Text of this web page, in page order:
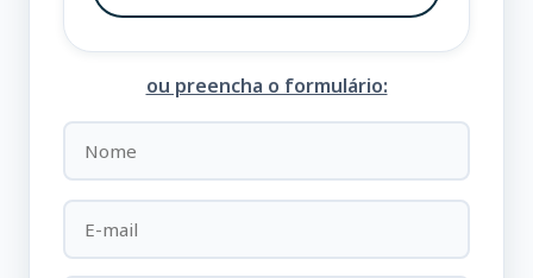
ou preencha o formulário: